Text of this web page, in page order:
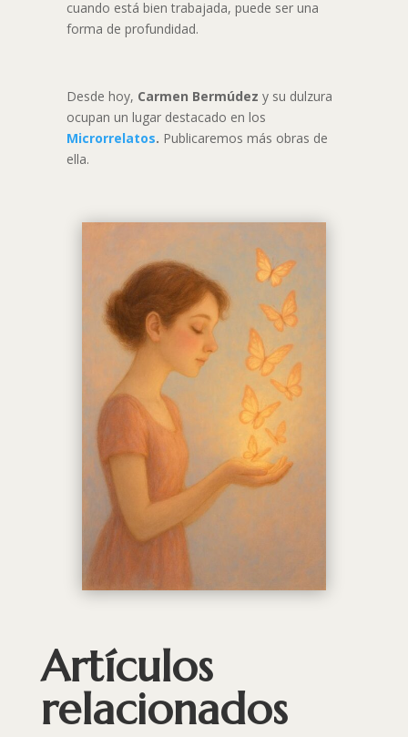
cuando está bien trabajada, puede ser una
forma de profundidad.
Desde hoy, Carmen Bermúdez y su dulzura
ocupan un lugar destacado en los
Microrrelatos. Publicaremos más obras de
ella.
Artículos
relacionados